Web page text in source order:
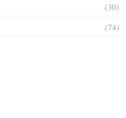
(30)
(74)